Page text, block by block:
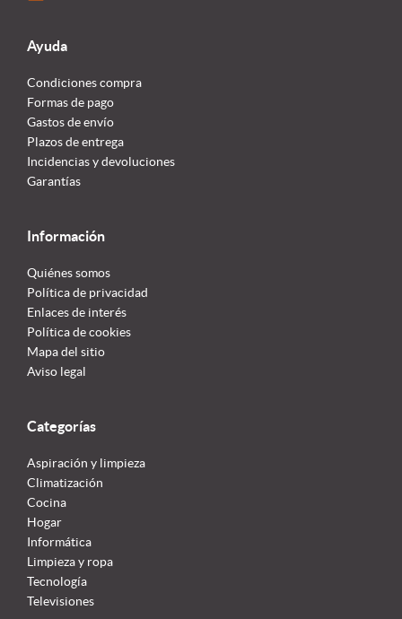
Ayuda
Condiciones compra
Formas de pago
Gastos de envío
Plazos de entrega
Incidencias y devoluciones
Garantías
Información
Quiénes somos
Política de privacidad
Enlaces de interés
Política de cookies
Mapa del sitio
Aviso legal
Categorías
Aspiración y limpieza
Climatización
Cocina
Hogar
Informática
Limpieza y ropa
Tecnología
Televisiones